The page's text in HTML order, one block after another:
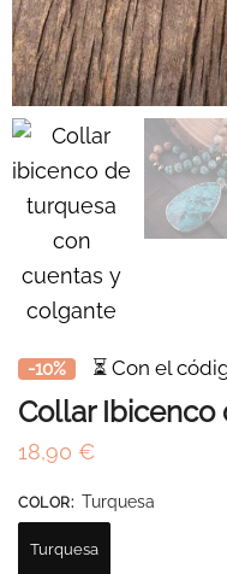
-10% ⏳ Con el
Collar Ibicenco
18,90 €
COLOR: Turquesa
Turquesa